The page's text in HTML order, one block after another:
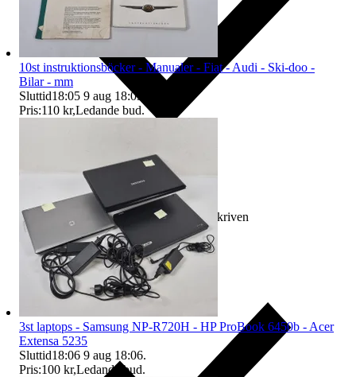
Ersättning om varan inte är som beskriven
10st instruktionsböcker - Manualer - Fiat - Audi - Ski-doo -
Bilar - mm
Sluttid18:05 9 aug 18:05
Pris:110 kr,Ledande bud.
3st laptops - Samsung NP-R720H - HP ProBook 6450b - Acer
Extensa 5235
Sluttid18:06 9 aug 18:06.
Pris:100 kr,Ledande bud.